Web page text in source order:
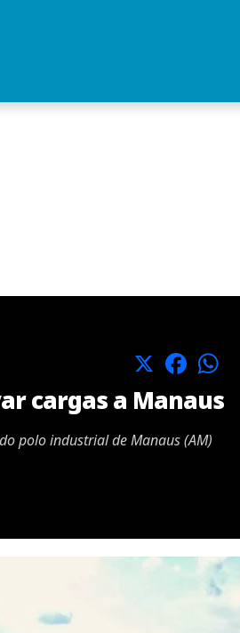
X Facebook
cargas a Manaus
polo industrial de Manaus (AM)